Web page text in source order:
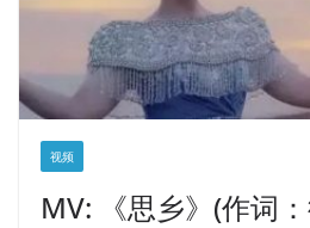
视频
MV: 《思乡》(作词